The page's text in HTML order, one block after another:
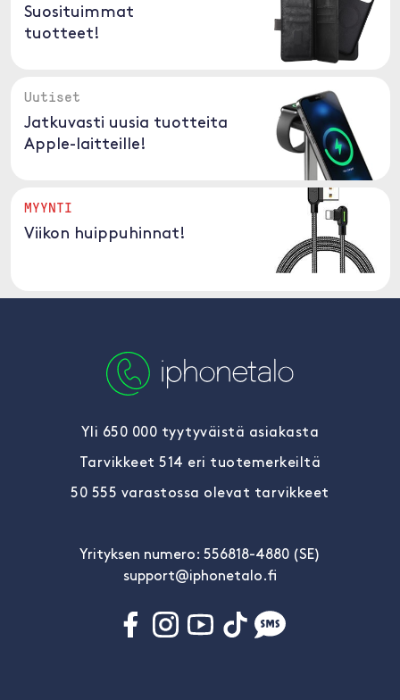
Suosituimmat
tuotteet!
Uutiset
Jatkuvasti uusia tuotteita
Apple-laitteille!
MYYNTI
Viikon huippuhinnat!
Yli 650 000 tyytyväistä asiakasta
Tarvikkeet 514 eri tuotemerkeiltä
50 555 varastossa olevat tarvikkeet
Yrityksen numero: 556818-4880 (SE)
support@iphonetalo.fi